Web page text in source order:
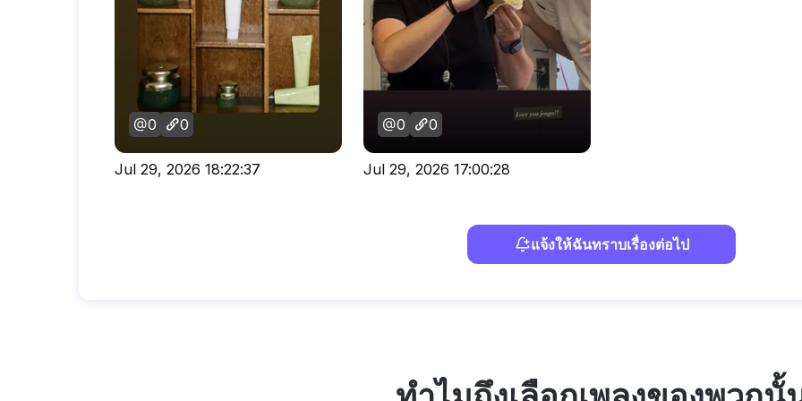
0 0
Jul 29, 2026 18:22:37
0 0
Jul 29, 2026 17:00:28
แจ้งให้ฉันทราบเรื่องต่อไป